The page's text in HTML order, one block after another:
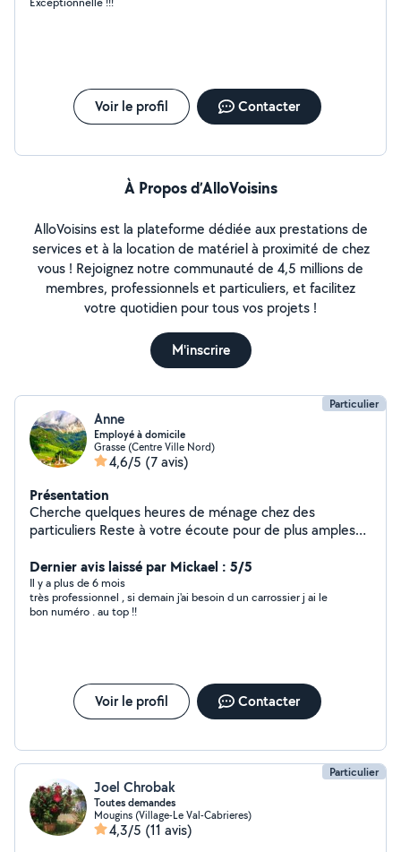
Voir le profil Contacter
À Propos d’AlloVoisins
AlloVoisins est la plateforme dédiée aux prestations de
services et à la location de matériel à proximité de chez
vous ! Rejoignez notre communauté de 4,5 millions de
membres, professionnels et particuliers, et facilitez
votre quotidien pour tous vos projets !
M'inscrire
Particulier
Anne
Employé à domicile
Grasse (Centre Ville Nord)
4,6/5 (7 avis)
Présentation
Cherche quelques heures de ménage chez des
particuliers Reste à votre écoute pour de plus amples
Dernier avis laissé par Mickael : 5/5
Il y a plus de 6 mois
très professionnel , si demain j'ai besoin d un carrossier j ai le
bon numéro . au top !!
Voir le profil Contacter
Particulier
Joel Chrobak
Toutes demandes
Mougins (Village-Le Val-Cabrieres)
4,3/5 (11 avis)